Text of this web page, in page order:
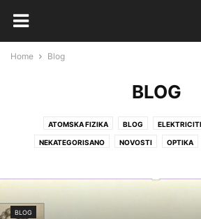
Home Blog
BLOG
ATOMSKA FIZIKA BLOG
NEKATEGORISANO NOVOSTI OPTIKA
BLOG